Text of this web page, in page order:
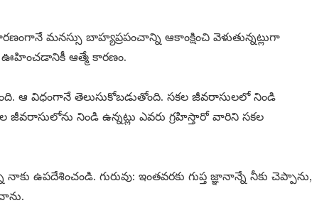
మనస్సు బాహ్యప్రపంచాన్ని ఆకాంక్షించి వెళుతున్నట్లుగా
ఊహించడానికీ ఆత్మే కారణం.
ఆ విధంగానే తెలుసుకోబడుతోంది. సకల జీవరాసులలో నిండి
నిండి ఉన్నట్లు ఎవరు గ్రహిస్తారో వారిని సకల
నాకు ఉపదేశించండి. గురువు: ఇంతవరకు గుప్త జ్ఞానాన్నే నీకు చెప్పాను,